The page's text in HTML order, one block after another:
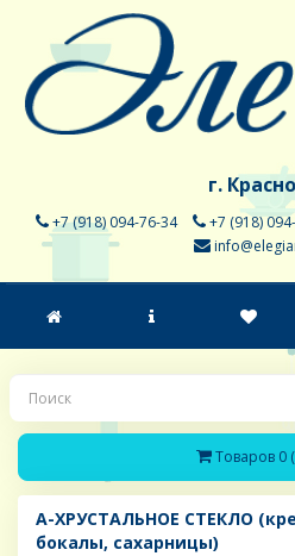
г.
+7 (918) 094-76-34 +7 (918)
Товаров 0
A-ХРУСТАЛЬНОЕ СТЕКЛО
бокалы, сахарницы)